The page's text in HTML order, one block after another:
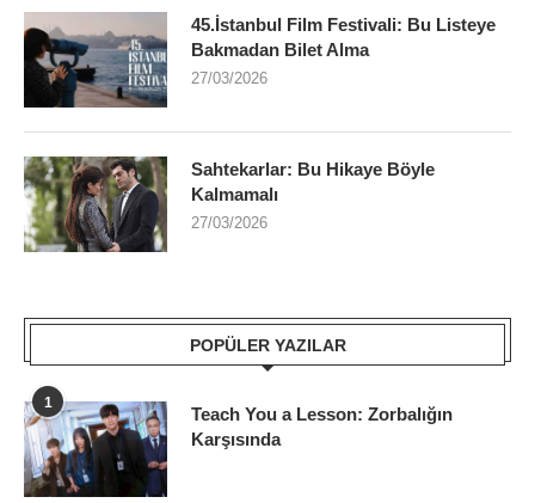
45.İstanbul Film Festivali: Bu Listeye
Bakmadan Bilet Alma
27/03/2026
Sahtekarlar: Bu Hikaye Böyle
Kalmamalı
27/03/2026
POPÜLER YAZILAR
1
Teach You a Lesson: Zorbalığın
Karşısında